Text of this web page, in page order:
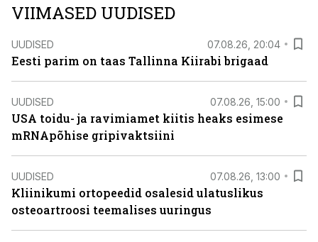
VIIMASED UUDISED
UUDISED 07.08.26, 20:04
Eesti parim on taas Tallinna Kiirabi brigaad
UUDISED 07.08.26, 15:00
USA toidu- ja ravimiamet kiitis heaks esimese
mRNApõhise gripivaktsiini
UUDISED 07.08.26, 13:00
Kliinikumi ortopeedid osalesid ulatuslikus
osteoartroosi teemalises uuringus